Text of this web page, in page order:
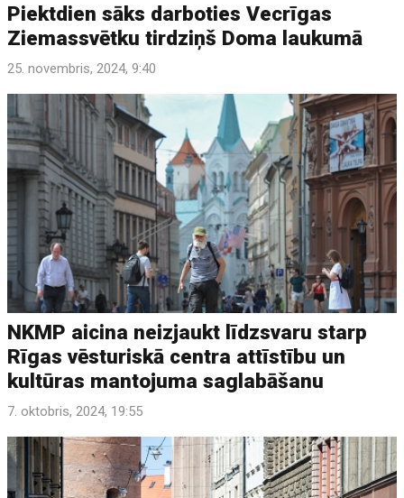
Piektdien sāks darboties Vecrīgas
Ziemassvētku tirdziņš Doma laukumā
25. novembris, 2024, 9:40
NKMP aicina neizjaukt līdzsvaru starp
Rīgas vēsturiskā centra attīstību un
kultūras mantojuma saglabāšanu
7. oktobris, 2024, 19:55